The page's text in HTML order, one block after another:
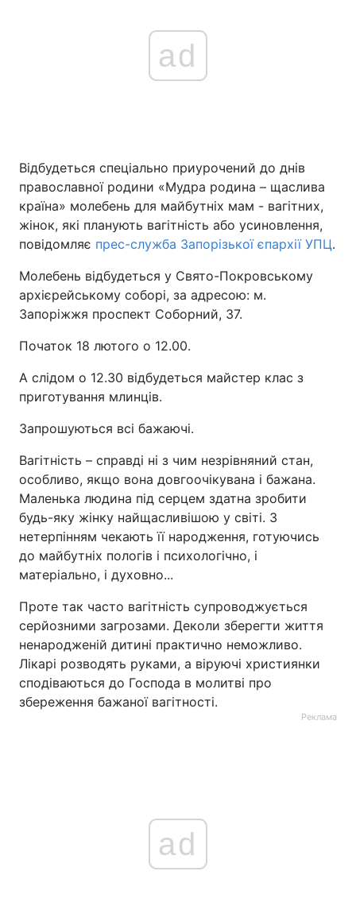
ad
Відбудеться спеціально приурочений до днів
православної родини «Мудра родина – щаслива
країна» молебень для майбутніх мам - вагітних,
жінок, які планують вагітність або усиновлення,
повідомляє прес-служба Запорізької єпархії УПЦ.
Молебень відбудеться у Свято-Покровському
архієрейському соборі, за адресою: м.
Запоріжжя проспект Соборний, 37.
Початок 18 лютого о 12.00.
А слідом о 12.30 відбудеться майстер клас з
приготування млинців.
Запрошуються всі бажаючі.
Вагітність – справді ні з чим незрівняний стан,
особливо, якщо вона довгоочікувана і бажана.
Маленька людина під серцем здатна зробити
будь-яку жінку найщасливішою у світі. З
нетерпінням чекають її народження, готуючись
до майбутніх пологів і психологічно, і
матеріально, і духовно...
Проте так часто вагітність супроводжується
серйозними загрозами. Деколи зберегти життя
ненародженій дитині практично неможливо.
Лікарі розводять руками, а віруючі християнки
сподіваються до Господа в молитві про
збереження бажаної вагітності.
Реклама
ad